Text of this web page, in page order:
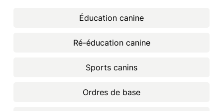
Éducation canine
Ré-éducation canine
Sports canins
Ordres de base